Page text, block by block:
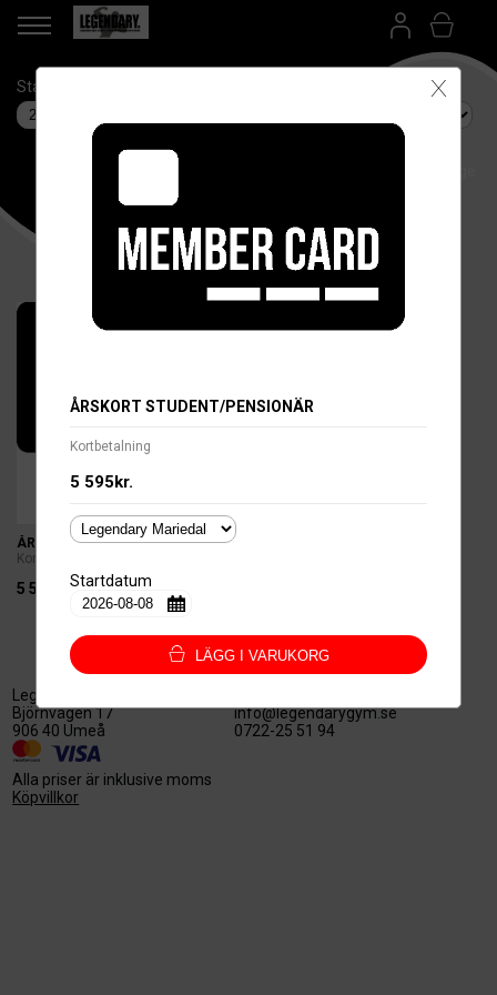
Startdatum
ÅRSKORT STUDENT/PENSIONÄR
Kortbetalning
5 595kr.
X
ÅRSKORT STUDENT/PENSIONÄR
Kortbetalning
5 595kr.
Startdatum
LÄGG I VARUKORG
Legendary Nord AB
Björnvägen 17
906 40 Umeå
info@legendarygym.se
0722-25 51 94
Alla priser är inklusive moms
Köpvillkor